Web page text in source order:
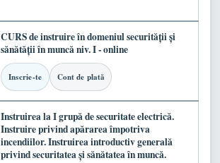
CURS de instruire în domeniul securității și
sănătății în muncă niv. I - online
Inscrie-te Cont de plată
Instruirea la I grupă de securitate electrică.
Instruire privind apărarea împotriva
incendiilor. Instruirea introductiv generală
privind securitatea și sănătatea în muncă.